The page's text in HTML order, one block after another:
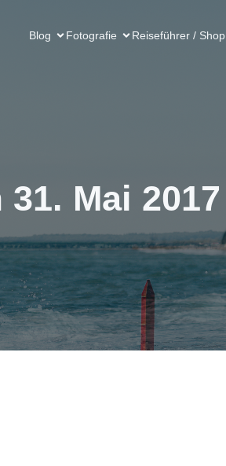
Blog Fotografie Reiseführer / Shop
Mai 2017